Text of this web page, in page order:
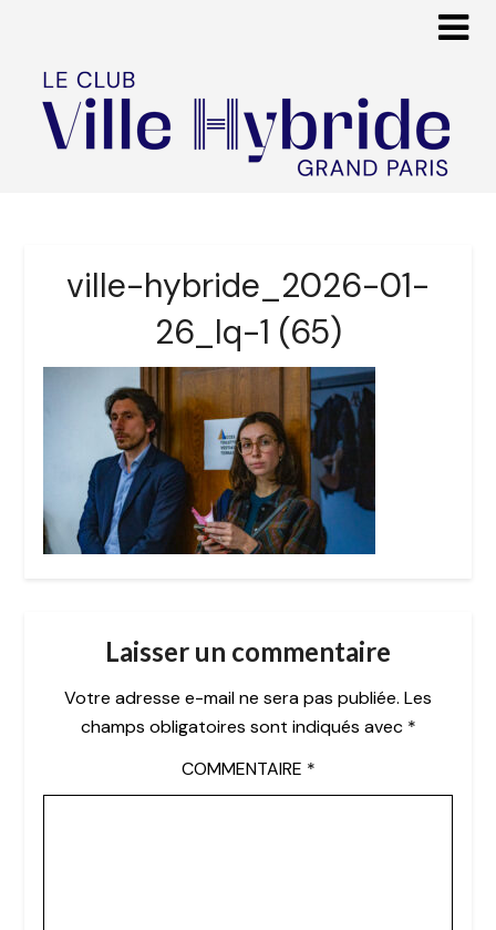
ville-hybride_2026-01-
26_lq-1 (65)
Laisser un commentaire
Votre adresse e-mail ne sera pas publiée. Les
champs obligatoires sont indiqués avec *
COMMENTAIRE *